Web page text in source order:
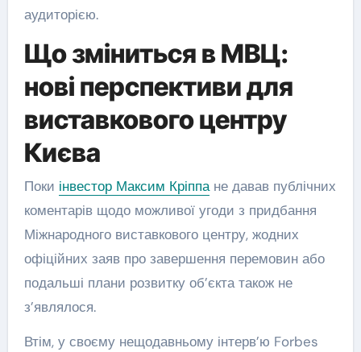
аудиторією.
Що зміниться в МВЦ:
нові перспективи для
виставкового центру
Києва
Поки інвестор Максим Кріппане давав публічних
коментарів щодо можливої угоди з придбання
Міжнародного виставкового центру, жодних
офіційних заяв про завершення перемовин або
подальші плани розвитку об’єкта також не
з’являлося.
Втім, у своєму нещодавньому інтерв’ю Forbes